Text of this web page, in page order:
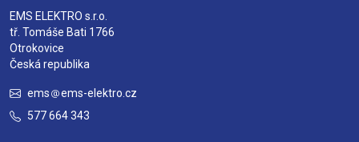
EMS ELEKTRO s.r.o.
tř. Tomáše Bati 1766
Otrokovice
Česká republika
ems
ems-elektro.cz
577 664 343